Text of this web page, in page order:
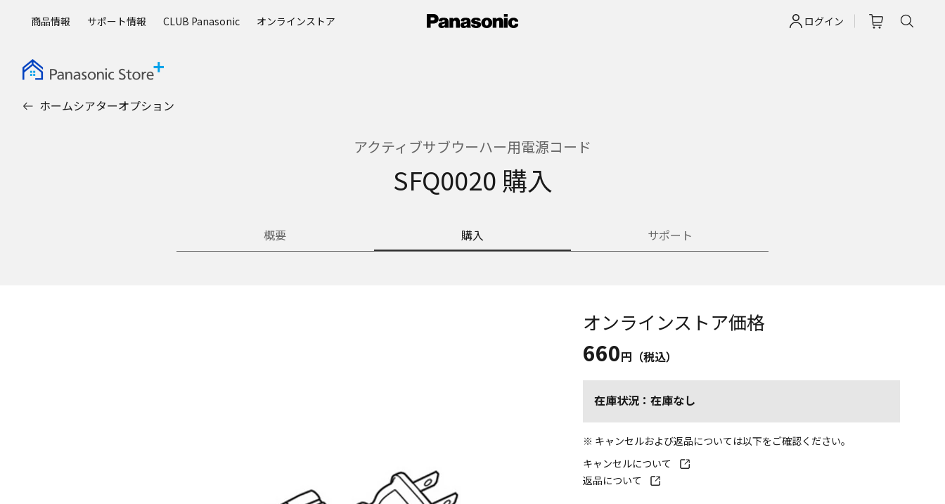
ログイン
商品情報 サポート情報 CLUB Panasonic オンラインストア
ホームシアターオプション
アクティブサブウーハー用電源コード
SFQ0020 購入
概要 購入 サポート
オンラインストア価格
660円（税込）
在庫状況：在庫なし
※ キャンセルおよび返品については以下をご確認ください。
キャンセルについて
返品について